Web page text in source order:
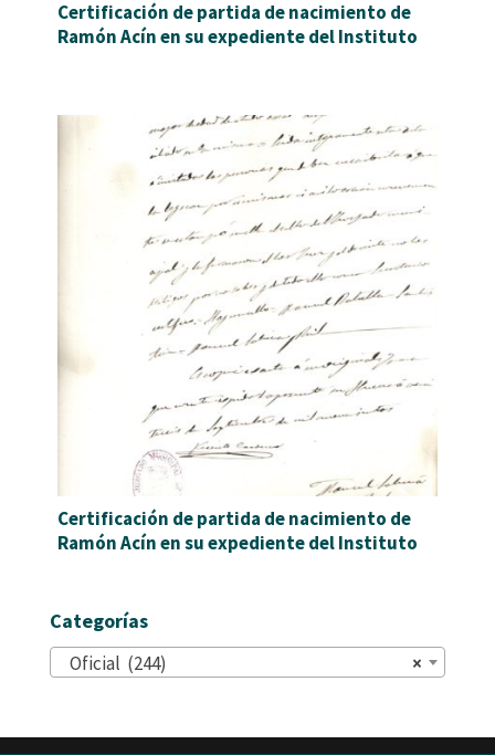
Certificación de partida de nacimiento de
Ramón Acín en su expediente del Instituto
Certificación de partida de nacimiento de
Ramón Acín en su expediente del Instituto
Categorías
×
Oficial (244)